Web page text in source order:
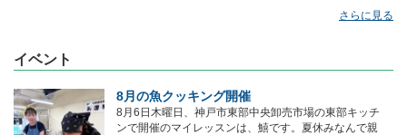
さらに見る
イベント
8月の魚クッキング開催
8月6日木曜日、神戸市東部中央卸売市場の東部キッチ
ンで開催のマイレッスンは、鱚です。夏休みなんで親